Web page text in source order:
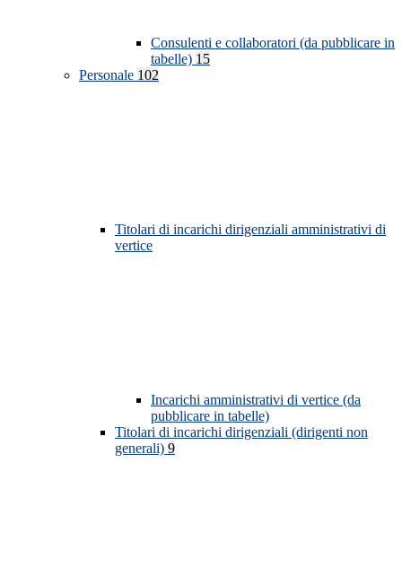
Consulenti e collaboratori (da pubblicare in
tabelle) 15
Personale 102
Titolari di incarichi dirigenziali amministrativi di
vertice
Incarichi amministrativi di vertice (da
pubblicare in tabelle)
Titolari di incarichi dirigenziali (dirigenti non
generali) 9